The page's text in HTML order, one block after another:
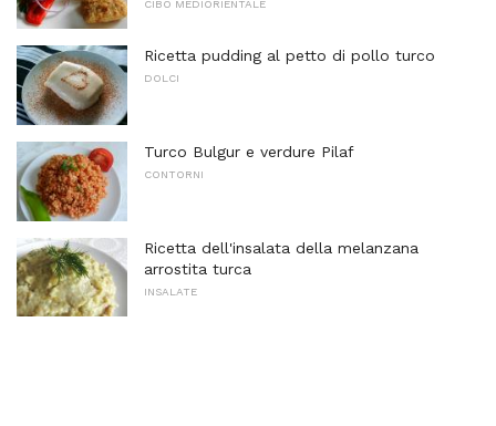
CIBO MEDIORIENTALE
Ricetta pudding al petto di pollo turco
DOLCI
Turco Bulgur e verdure Pilaf
CONTORNI
Ricetta dell'insalata della melanzana
arrostita turca
INSALATE